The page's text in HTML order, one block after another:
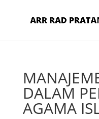
DALAM
AGAMA